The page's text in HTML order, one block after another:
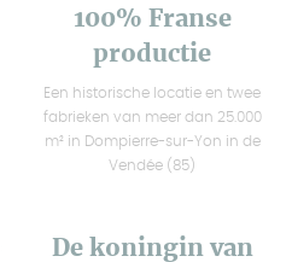
100% Franse
productie
Een historische locatie en twee
fabrieken van meer dan 25.000
m² in Dompierre-sur-Yon in de
Vendée (85)
De koningin van